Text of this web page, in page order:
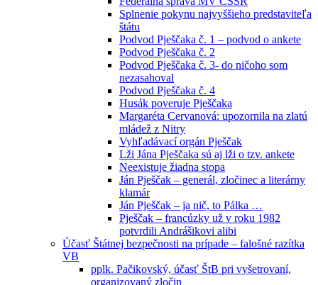
Splnenie pokynu najvyššieho predstaviteľa
štátu
Podvod Pješčaka č. 1 – podvod o ankete
Podvod Pješčaka č. 2
Podvod Pješčaka č. 3- do ničoho som
nezasahoval
Podvod Pješčaka č. 4
Husák poveruje Pješčaka
Margaréta Cervanová: upozornila na zlatú
mládež z Nitry
Vyhľadávací orgán Pješčak
Lži Jána Pješčaka sú aj lži o tzv. ankete
Neexistuje žiadna stopa
Ján Pješčak – generál, zločinec a literárny
klamár
Ján Pješčak – ja nič, to Pálka …
Pješčak – francúzky už v roku 1982
potvrdili Andrášikovi alibi
Účasť Štátnej bezpečnosti na prípade – falošné razítka
VB
pplk. Pačikovský, účasť ŠtB pri vyšetrovaní,
organizovaný zločin